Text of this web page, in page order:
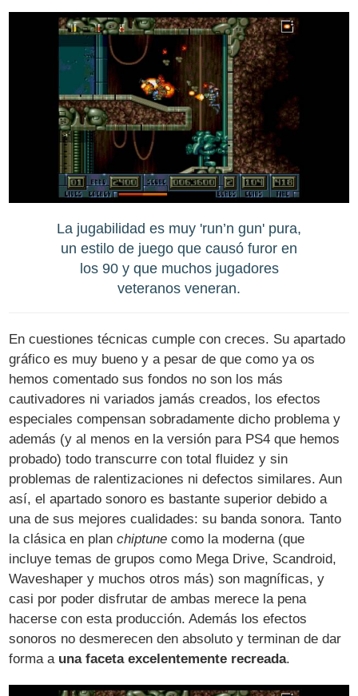
La jugabilidad es muy 'run’n gun' pura,
un estilo de juego que causó furor en
los 90 y que muchos jugadores
veteranos veneran.
En cuestiones técnicas cumple con creces. Su apartado
gráfico es muy bueno y a pesar de que como ya os
hemos comentado sus fondos no son los más
cautivadores ni variados jamás creados, los efectos
especiales compensan sobradamente dicho problema y
además (y al menos en la versión para PS4 que hemos
probado) todo transcurre con total fluidez y sin
problemas de ralentizaciones ni defectos similares. Aun
así, el apartado sonoro es bastante superior debido a
una de sus mejores cualidades: su banda sonora. Tanto
la clásica en planchiptune como la moderna (que
incluye temas de grupos como Mega Drive, Scandroid,
Waveshaper y muchos otros más) son magníficas, y
casi por poder disfrutar de ambas merece la pena
hacerse con esta producción. Además los efectos
sonoros no desmerecen den absoluto y terminan de dar
forma a una faceta excelentemente recreada.